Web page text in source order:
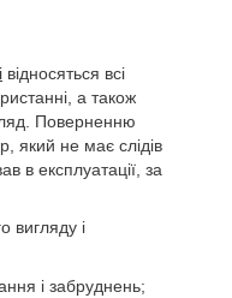
відносяться всі
а також
Поверненню
який не має слідів
в експлуатації, за
вигляду і
і забруднень;